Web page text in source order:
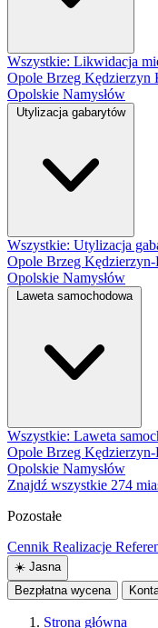
Wszystkie: Likwidacja
Opole Brzeg Kędzierzyn
Opolskie Namysłów
Utylizacja gabarytów
Wszystkie: Utylizacja
Opole Brzeg
Opolskie Namysłów
Laweta samochodowa
Wszystkie: Laweta
Opole Brzeg
Opolskie Namysłów
Znajdź wszystkie 274
Pozostałe
Cennik Realizacje
☀️ Jasna
Bezpłatna wycena
Strona główna